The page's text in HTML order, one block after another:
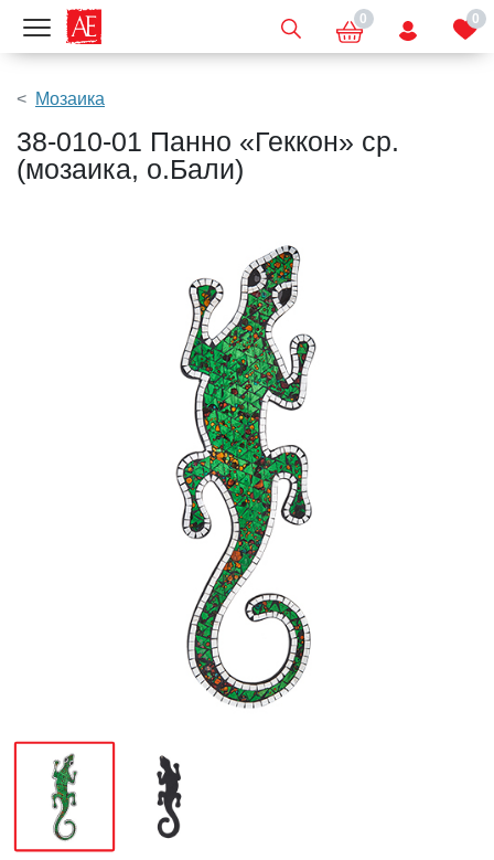
Показать меню 0 0
Мозаика
38-010-01 Панно «Геккон» ср.
(мозаика, о.Бали)